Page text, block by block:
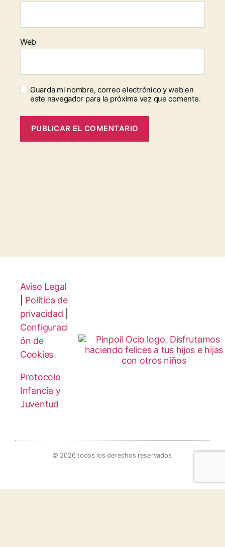
Web
Guarda mi nombre, correo electrónico y web en
este navegador para la próxima vez que comente.
Aviso Legal
Política de
privacidad
Configuraci
ón de
Cookies
Protocolo
Infancia y
Juventud
© 2026 todos los derechos reservados.